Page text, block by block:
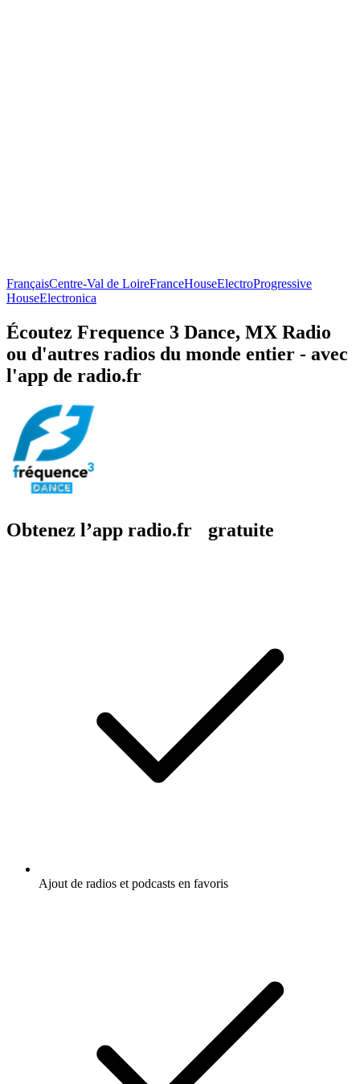
FrançaisCentre-Val de LoireFranceHouseElectroProgressive
HouseElectronica
Écoutez Frequence 3 Dance, MX Radio
ou d'autres radios du monde entier - avec
l'app de radio.fr
Obtenez l’app radio.fr gratuite
Ajout de radios et podcasts en favoris